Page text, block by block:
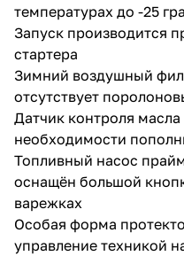
температурах до -25
Запуск производится
стартера
Зимний воздушный
отсутствует
Датчик контроля
необходимости
Топливный насос
оснащён большой
варежках
Особая форма
управление техникой